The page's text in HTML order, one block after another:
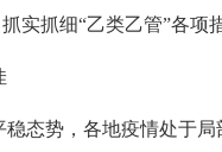
抓实抓细“乙类乙管”各
态势，各地疫情处于